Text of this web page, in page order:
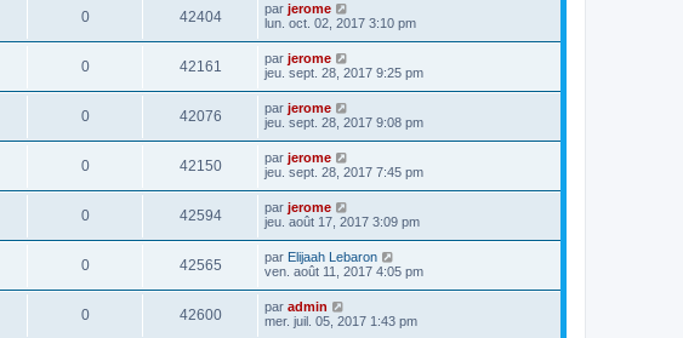
0 42404 par jerome
lun. oct. 02, 2017 3:10 pm
0 42161 par jerome
jeu. sept. 28, 2017 9:25 pm
0 42076 par jerome
jeu. sept. 28, 2017 9:08 pm
0 42150 par jerome
jeu. sept. 28, 2017 7:45 pm
0 42594 par jerome
jeu. août 17, 2017 3:09 pm
0 42565 par Elijaah Lebaron
ven. août 11, 2017 4:05 pm
0 42600 par admin
mer. juil. 05, 2017 1:43 pm